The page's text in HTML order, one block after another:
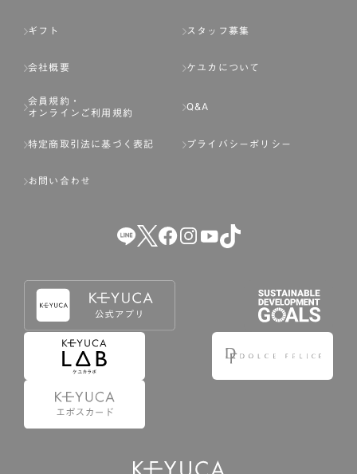
ギフト スタッフ募集
会社概要 ケユカについて
会員規約・
オンラインご利用規約
Q&A
特定商取引法に基づく表記 プライバシーポリシー
お問い合わせ